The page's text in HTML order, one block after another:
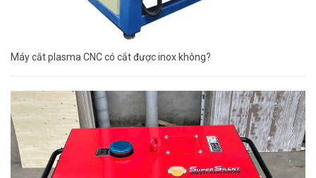
Máy cắt plasma CNC có cắt được inox không?